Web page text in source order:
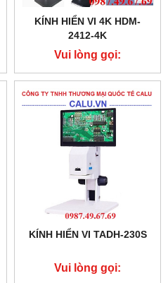
KÍNH HIỂN VI 4K HDM-
2412-4K
Vui lòng gọi:
0987.49.67.69
KÍNH HIỂN VI TADH-230S
Vui lòng gọi: